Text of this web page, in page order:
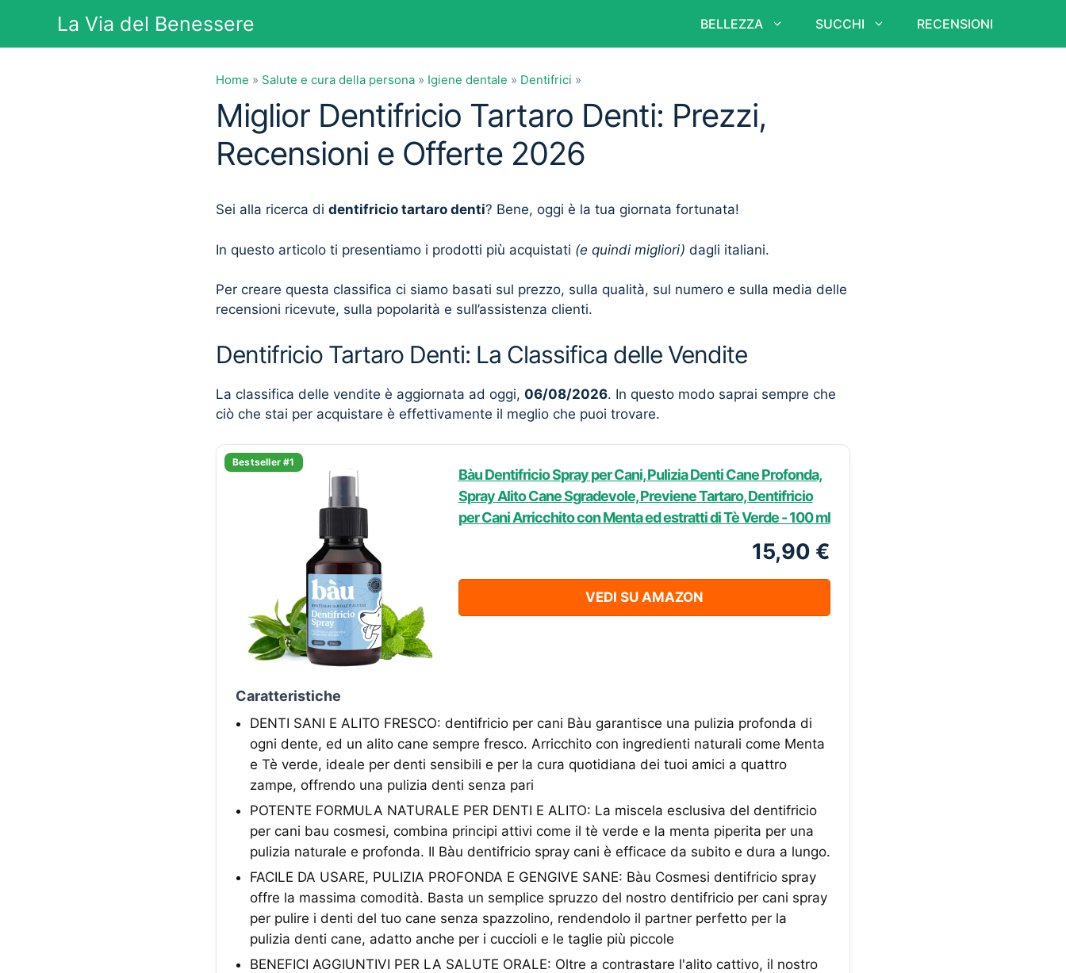
contenuto
La Via del Benessere BELLEZZA SUCCHI RECENSIONI
Home » Salute e cura della persona » Igiene dentale » Dentifrici »
Miglior Dentifricio Tartaro Denti: Prezzi,
Recensioni e Offerte 2026
Sei alla ricerca di dentifricio tartaro denti? Bene, oggi è la tua giornata fortunata!
In questo articolo ti presentiamo i prodotti più acquistati (e quindi migliori) dagli italiani.
Per creare questa classifica ci siamo basati sul prezzo, sulla qualità, sul numero e sulla media delle
recensioni ricevute, sulla popolarità e sull’assistenza clienti.
Dentifricio Tartaro Denti: La Classifica delle Vendite
La classifica delle vendite è aggiornata ad oggi, 06/08/2026. In questo modo saprai sempre che
ciò che stai per acquistare è effettivamente il meglio che puoi trovare.
Bestseller #1
Bàu Dentifricio Spray per Cani, Pulizia Denti Cane Profonda,
Spray Alito Cane Sgradevole, Previene Tartaro, Dentifricio
per Cani Arricchito con Menta ed estratti di Tè Verde - 100 ml
15,90 €
VEDI SU AMAZON
Caratteristiche
DENTI SANI E ALITO FRESCO: dentifricio per cani Bàu garantisce una pulizia profonda di
ogni dente, ed un alito cane sempre fresco. Arricchito con ingredienti naturali come Menta
e Tè verde, ideale per denti sensibili e per la cura quotidiana dei tuoi amici a quattro
zampe, offrendo una pulizia denti senza pari
POTENTE FORMULA NATURALE PER DENTI E ALITO: La miscela esclusiva del dentifricio
per cani bau cosmesi, combina principi attivi come il tè verde e la menta piperita per una
pulizia naturale e profonda. Il Bàu dentifricio spray cani è efficace da subito e dura a lungo.
FACILE DA USARE, PULIZIA PROFONDA E GENGIVE SANE: Bàu Cosmesi dentifricio spray
offre la massima comodità. Basta un semplice spruzzo del nostro dentifricio per cani spray
per pulire i denti del tuo cane senza spazzolino, rendendolo il partner perfetto per la
pulizia denti cane, adatto anche per i cuccioli e le taglie più piccole
BENEFICI AGGIUNTIVI PER LA SALUTE ORALE: Oltre a contrastare l'alito cattivo, il nostro